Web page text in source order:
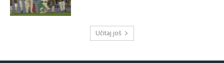
Učitaj još